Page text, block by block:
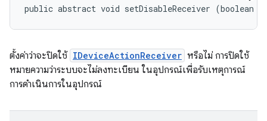
public abstract void setDisableReceiver (boolean
ตั้งค่าว่าจะปิดใช้ IDeviceActionReceiver หรือไม่ การปิดใช้
หมายความว่าระบบจะไม่ลงทะเบียน ในอุปกรณ์เพื่อรับเหตุการณ์
การดำเนินการในอุปกรณ์